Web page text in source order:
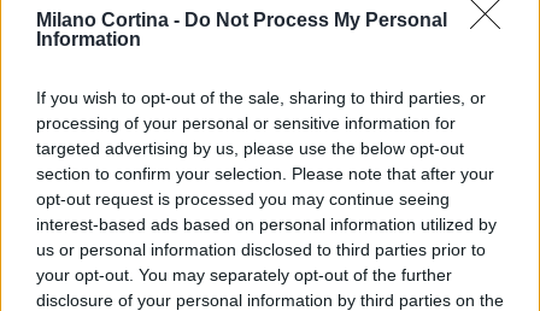
Milano Cortina - Do Not Process My Personal
Information
If you wish to opt-out of the sale, sharing to third parties, or
processing of your personal or sensitive information for
targeted advertising by us, please use the below opt-out
section to confirm your selection. Please note that after your
opt-out request is processed you may continue seeing
interest-based ads based on personal information utilized by
us or personal information disclosed to third parties prior to
your opt-out. You may separately opt-out of the further
disclosure of your personal information by third parties on the